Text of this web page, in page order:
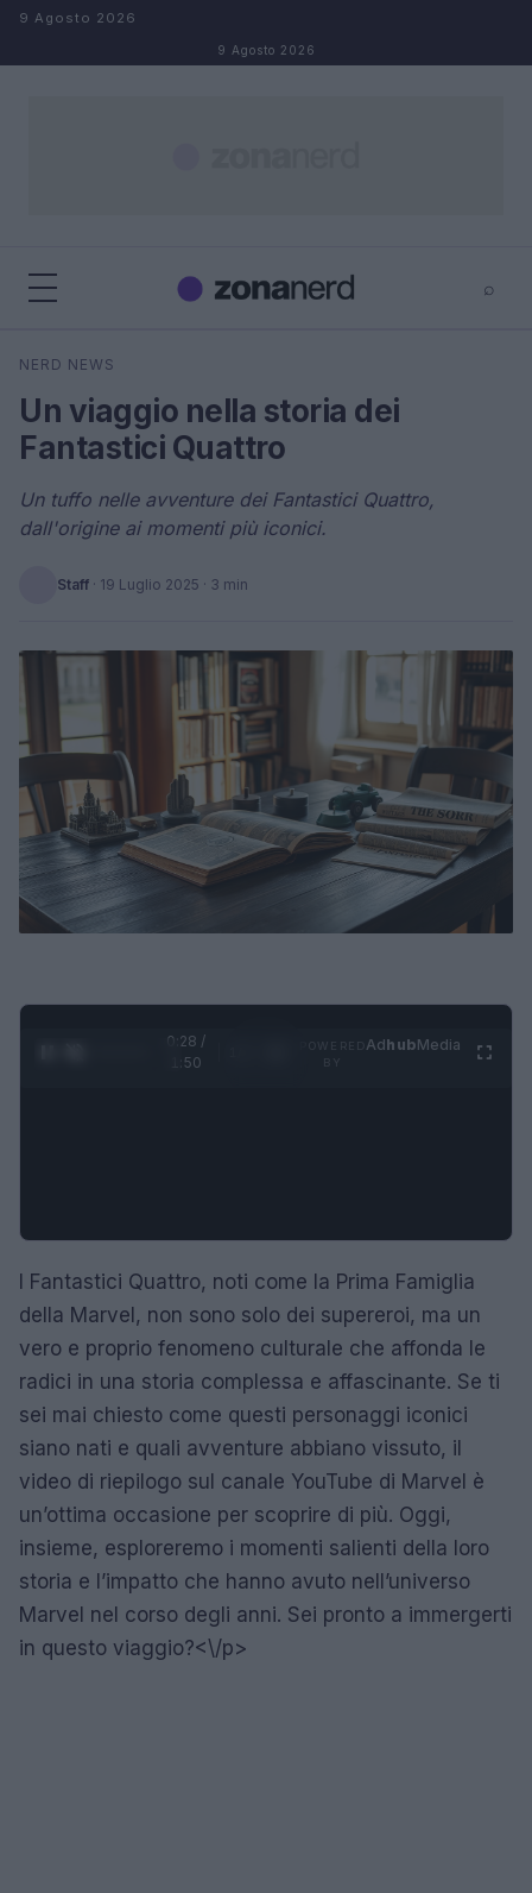
Salta al contenuto
9 Agosto 2026
9 Agosto 2026
⌕
Cerca
NERD NEWS
Un viaggio nella storia dei
Fantastici Quattro
Un tuffo nelle avventure dei Fantastici Quattro,
dall'origine ai momenti più iconici.
Staff · 19 Luglio 2025 · 3 min
0:29 /
1:50
AdhubMedia
I Fantastici Quattro, noti come la Prima Famiglia
della Marvel, non sono solo dei supereroi, ma un
vero e proprio fenomeno culturale che affonda le
radici in una storia complessa e affascinante. Se ti
sei mai chiesto come questi personaggi iconici
siano nati e quali avventure abbiano vissuto, il
video di riepilogo sul canale YouTube di Marvel è
un’ottima occasione per scoprire di più. Oggi,
insieme, esploreremo i momenti salienti della loro
storia e l’impatto che hanno avuto nell’universo
Marvel nel corso degli anni. Sei pronto a immergerti
in questo viaggio?<\/p>